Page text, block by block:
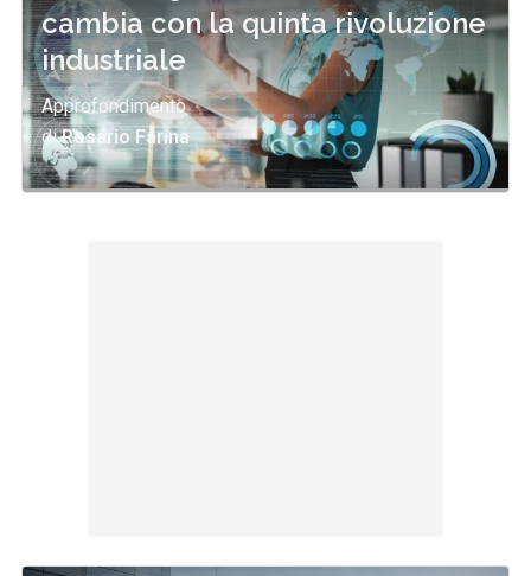
cambia con la quinta rivoluzione
industriale
Approfondimento
diRosario Farina